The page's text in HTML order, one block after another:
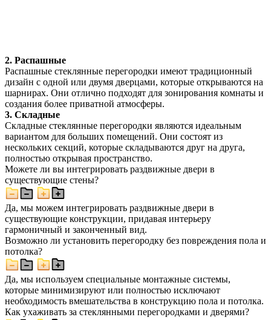
2. Распашные
Распашные стеклянные перегородки имеют традиционный
дизайн с одной или двумя дверцами, которые открываются на
шарнирах. Они отлично подходят для зонирования комнаты и
создания более приватной атмосферы.
3. Складные
Складные стеклянные перегородки являются идеальным
вариантом для больших помещений. Они состоят из
нескольких секций, которые складываются друг на друга,
полностью открывая пространство.
Можете ли вы интегрировать раздвижные двери в
существующие стены?
Да, мы можем интегрировать раздвижные двери в
существующие конструкции, придавая интерьеру
гармоничный и законченный вид.
Возможно ли установить перегородку без повреждения пола и
потолка?
Да, мы используем специальные монтажные системы,
которые минимизируют или полностью исключают
необходимость вмешательства в конструкцию пола и потолка.
Как ухаживать за стеклянными перегородками и дверями?